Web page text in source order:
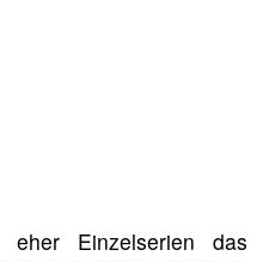
Einzelserien das